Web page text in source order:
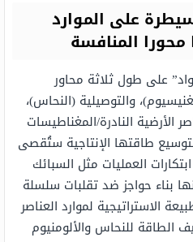
على الموارد
محورا المنافسة
على طول ثلاثة محاور
والتوصيلية (النحاس)،
الأرضية النادرة/المغناطيسات
طاقتها الإنتاجية ستُقصى
العمليات مثل السبائك
بناء حواجز ضد تقلبات سلسلة
الاستراتيجية لموارد العناصر
الطاقة للنحاس والألومنيوم